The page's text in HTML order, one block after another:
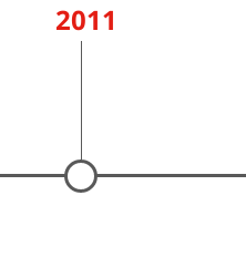
2011